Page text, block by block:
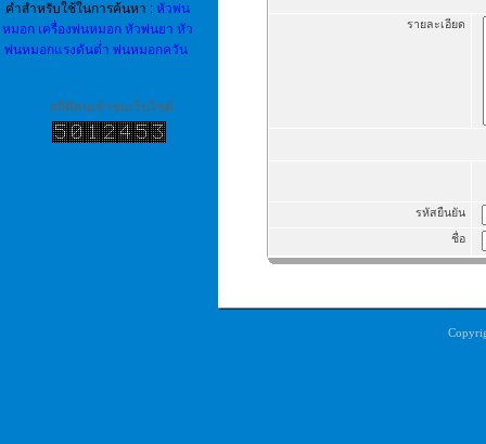
คำสำหรับใช้ในการค้นหา :หัวพ่น
หมอก เครื่องพ่นหมอก หัวพ่นยา หัว
พ่นหมอกแรงดันต่ำ พ่นหมอกควัน
สถิติคนเข้าชมเว็บไซต์
รายละเอียด
รหัสยืนยัน
ชื่อ